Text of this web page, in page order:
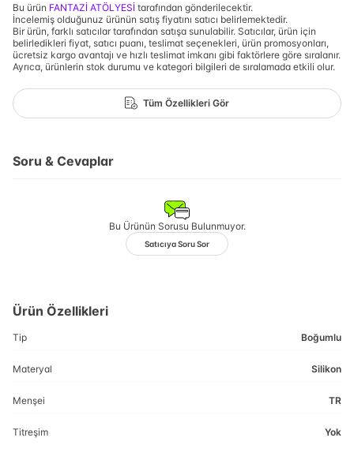
Bu ürün FANTAZİ ATÖLYESİ tarafından gönderilecektir.
İncelemiş olduğunuz ürünün satış fiyatını satıcı belirlemektedir.
Bir ürün, farklı satıcılar tarafından satışa sunulabilir. Satıcılar, ürün için
belirledikleri fiyat, satıcı puanı, teslimat seçenekleri, ürün promosyonları,
ücretsiz kargo avantajı ve hızlı teslimat imkanı gibi faktörlere göre sıralanır.
Ayrıca, ürünlerin stok durumu ve kategori bilgileri de sıralamada etkili olur.
Tüm Özellikleri Gör
Soru & Cevaplar
Bu Ürünün Sorusu Bulunmuyor.
Satıcıya Soru Sor
Ürün Özellikleri
Tip Boğumlu
Materyal Silikon
Menşei TR
Titreşim Yok